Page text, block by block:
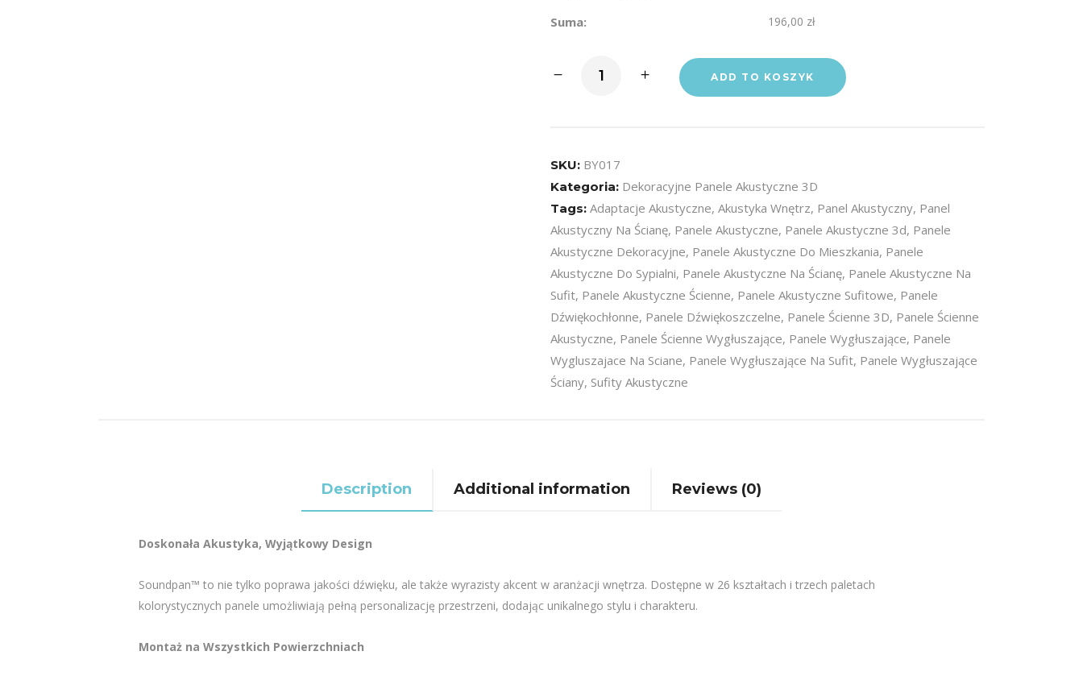
Suma: 196,00 zł
akustyczne
-
ARIZONA
Ilość
ADD TO KOSZYK
SKU: BY017
Kategoria: Dekoracyjne Panele Akustyczne 3D
Tags: Adaptacje Akustyczne, Akustyka Wnętrz, Panel Akustyczny, Panel
Akustyczny Na Ścianę, Panele Akustyczne, Panele Akustyczne 3d, Panele
Akustyczne Dekoracyjne, Panele Akustyczne Do Mieszkania, Panele
Akustyczne Do Sypialni, Panele Akustyczne Na Ścianę, Panele Akustyczne Na
Sufit, Panele Akustyczne Ścienne, Panele Akustyczne Sufitowe, Panele
Dźwiękochłonne, Panele Dźwiękoszczelne, Panele Ścienne 3D, Panele Ścienne
Akustyczne, Panele Ścienne Wygłuszające, Panele Wygłuszające, Panele
Wygluszajace Na Sciane, Panele Wygłuszające Na Sufit, Panele Wygłuszające
Ściany, Sufity Akustyczne
Description Additional information Reviews (0)
Doskonała Akustyka, Wyjątkowy Design
Soundpan™ to nie tylko poprawa jakości dźwięku, ale także wyrazisty akcent w aranżacji wnętrza. Dostępne w 26 kształtach i trzech paletach
kolorystycznych panele umożliwiają pełną personalizację przestrzeni, dodając unikalnego stylu i charakteru.
Montaż na Wszystkich Powierzchniach